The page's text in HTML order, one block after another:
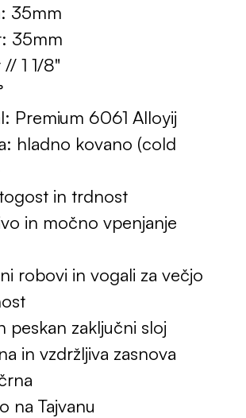
35mm
35mm
1 1/8"
Premium 6061 Alloyij
hladno kovano (cold
in trdnost
in močno vpenjanje
robovi in vogali za večjo
peskan zaključni sloj
in vzdržljiva zasnova
na Tajvanu